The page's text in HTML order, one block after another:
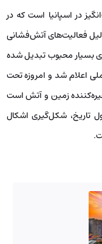
در اسپانیا است که در
دلیل فعالیت‌های آتش‌فشانی
بسیار محبوب تبدیل شده
یک پارک ملی اعلام شد و امروزه تحت
خیره‌کننده زمین و آتش است
تاریخ، شکل‌گیری اشکال